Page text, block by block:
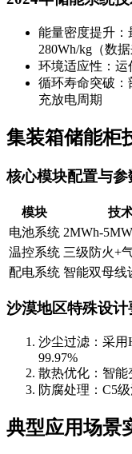
能量密度提升：
280Wh/kg（数据
环境适应性：运
循环寿命突破：
充放电周期
集装箱储能柜
核心模块配置与参
模块 技
电池系统 2MWh-
温控系统 三级防火+
配电系统 智能双母线
沙漠地区特殊设计
沙尘过滤：采用
99.97%
散热优化：智能
防腐处理：C5
典型应用场景